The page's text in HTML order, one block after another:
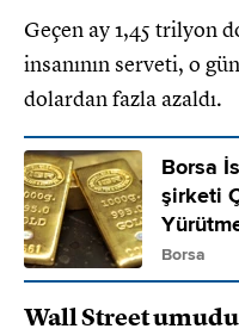
Geçen ay 1,45 trilyon
insanının serveti, o
dolardan fazla azaldı.
Borsa
şirketi
Borsa
Wall Street